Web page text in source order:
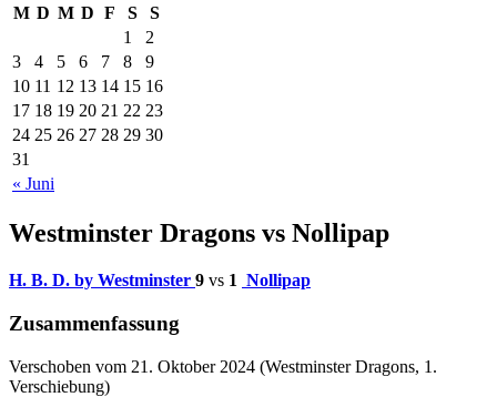
M D M D F S S
« Juni
1
2
3
4 5 6 7 8
9
10 11 12 13 14 15 16
17 18 19 20 21 22 23
24 25 26 27 28 29 30
31
Westminster Dragons vs Nollipap
H. B. D. by Westminster 9 vs 1 Nollipap
Zusammenfassung
Verschoben vom 21. Oktober 2024 (Westminster Dragons, 1.
Verschiebung)